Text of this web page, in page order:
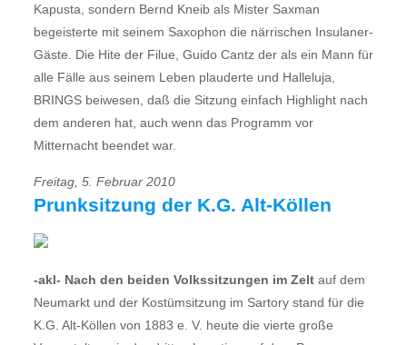
Kapusta, sondern Bernd Kneib als Mister Saxman
begeisterte mit seinem Saxophon die närrischen Insulaner-
Gäste. Die Hite der Filue, Guido Cantz der als ein Mann für
alle Fälle aus seinem Leben plauderte und Halleluja,
BRINGS beiwesen, daß die Sitzung einfach Highlight nach
dem anderen hat, auch wenn das Programm vor
Mitternacht beendet war.
Freitag, 5. Februar 2010
Prunksitzung der K.G. Alt-Köllen
-akl- Nach den beiden Volkssitzungen im Zeltauf dem
Neumarkt und der Kostümsitzung im Sartory stand für die
K.G. Alt-Köllen von 1883 e. V. heute die vierte große